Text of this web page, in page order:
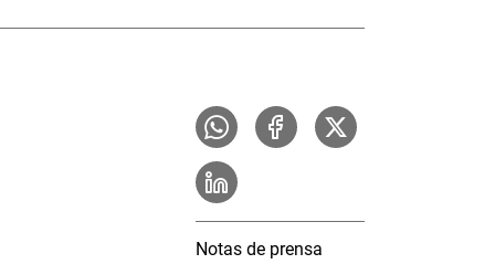
Notas de prensa